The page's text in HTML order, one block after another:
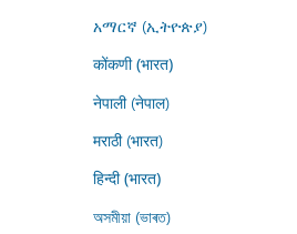
አማርኛ (ኢትዮጵያ)
कोंकणी (भारत)
नेपाली (नेपाल)
मराठी (भारत)
हिन्दी (भारत)
অসমীয়া (ভাৰত)